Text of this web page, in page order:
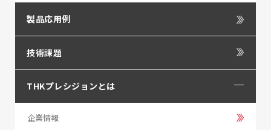
製品応用例
技術課題
THKプレシジョンとは
企業情報